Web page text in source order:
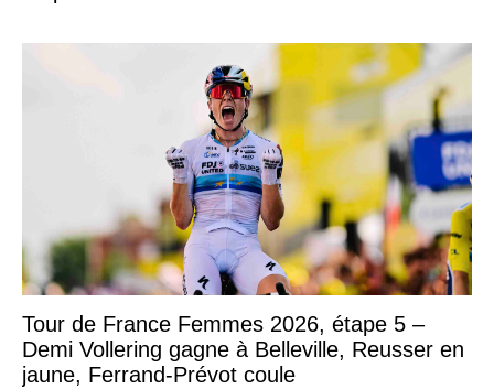
Tour de France Femmes 2026, étape 5 –
Demi Vollering gagne à Belleville, Reusser en
jaune, Ferrand-Prévot coule